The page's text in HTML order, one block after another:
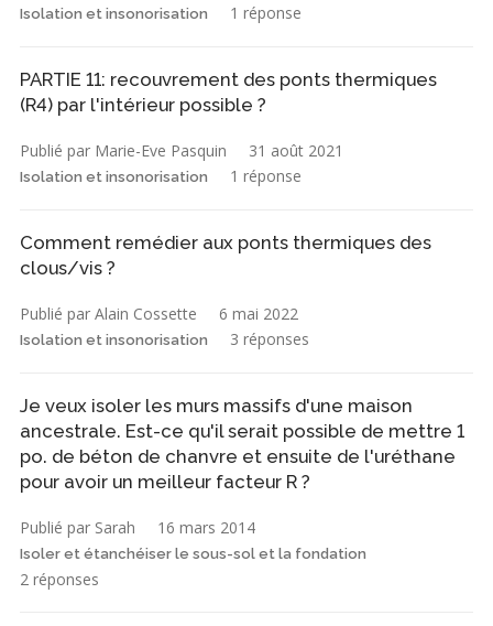
Isolation et insonorisation 1 réponse
PARTIE 11: recouvrement des ponts thermiques
(R4) par l'intérieur possible ?
Publié par Marie-Eve Pasquin 31 août 2021
Isolation et insonorisation 1 réponse
Comment remédier aux ponts thermiques des
clous/vis ?
Publié par Alain Cossette 6 mai 2022
Isolation et insonorisation 3 réponses
Je veux isoler les murs massifs d'une maison
ancestrale. Est-ce qu'il serait possible de mettre 1
po. de béton de chanvre et ensuite de l'uréthane
pour avoir un meilleur facteur R ?
Publié par Sarah 16 mars 2014
Isoler et étanchéiser le sous-sol et la fondation
2 réponses